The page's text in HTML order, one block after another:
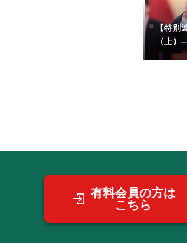
【特別
（上
有料会員の方は
こちら